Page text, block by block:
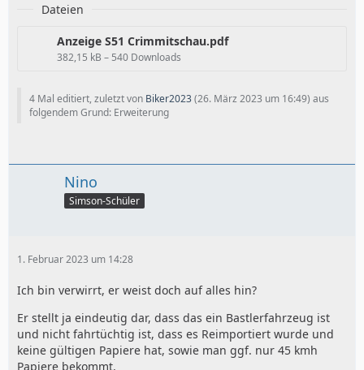
Dateien
Anzeige S51 Crimmitschau.pdf
382,15 kB – 540 Downloads
4 Mal editiert, zuletzt von Biker2023(26. März 2023 um 16:49) aus
folgendem Grund: Erweiterung
Nino
Simson-Schüler
1. Februar 2023 um 14:28
Ich bin verwirrt, er weist doch auf alles hin?
Er stellt ja eindeutig dar, dass das ein Bastlerfahrzeug ist
und nicht fahrtüchtig ist, dass es Reimportiert wurde und
keine gültigen Papiere hat, sowie man ggf. nur 45 kmh
Papiere bekommt.